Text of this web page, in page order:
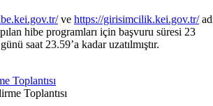
ve https://girisimcilik.kei.gov.tr/
hibe programları için başvuru süresi 23
saat 23.59’a kadar uzatılmıştır.
Toplantısı